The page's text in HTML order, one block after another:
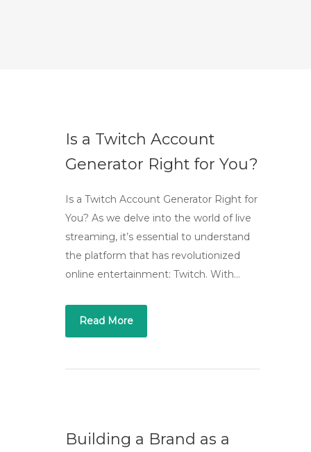
Is a Twitch Account
Generator Right for You?
Is a Twitch Account Generator Right for
You? As we delve into the world of live
streaming, it’s essential to understand
the platform that has revolutionized
online entertainment: Twitch. With…
Read More
Building a Brand as a